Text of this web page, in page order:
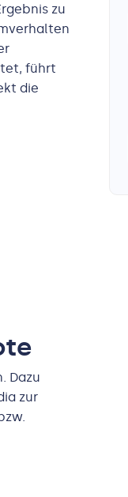
zu
führt
die
Dazu
zur